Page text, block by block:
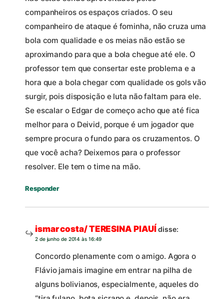
companheiros os espaços criados. O seu
companheiro de ataque é fominha, não cruza uma
bola com qualidade e os meias não estão se
aproximando para que a bola chegue até ele. O
professor tem que consertar este problema e a
hora que a bola chegar com qualidade os gols vão
surgir, pois disposição e luta não faltam para ele.
Se escalar o Edgar de começo acho que até fica
melhor para o Deivid, porque é um jogador que
sempre procura o fundo para os cruzamentos. O
que você acha? Deixemos para o professor
resolver. Ele tem o time na mão.
Responder
ismar costa/ TERESINA PIAUÍdisse:
2 de junho de 2014 às 16:49
Concordo plenamente com o amigo. Agora o
Flávio jamais imagine em entrar na pilha de
alguns bolivianos, especialmente, aqueles do